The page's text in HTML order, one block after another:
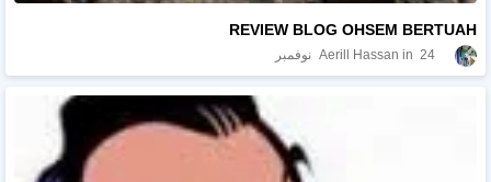
REVIEW BLOG OHSEM BERTUAH
Aerill Hassan 24 نوفمبر